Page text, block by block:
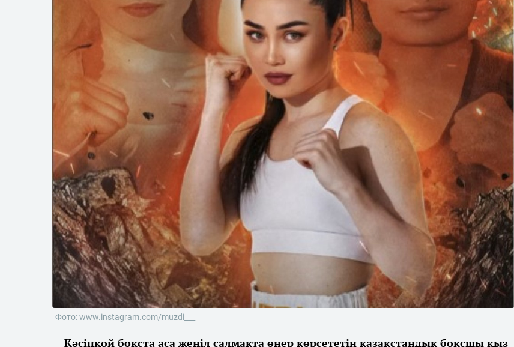
Фото: www.instagram.com/muzdi___
Кәсіпқой бокста аса жеңіл салмақта өнер көрсететін қазақстандық боксшы қыз